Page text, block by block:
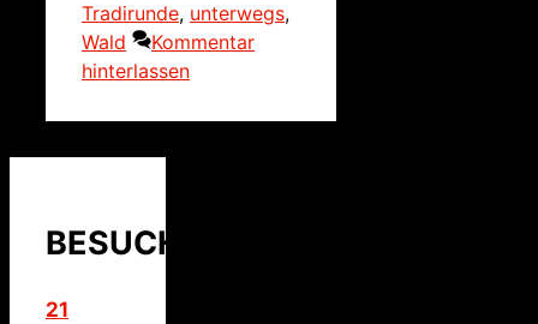
Tradirunde, unterwegs,
Wald
Kommentar
hinterlassen
BESUCHER
21